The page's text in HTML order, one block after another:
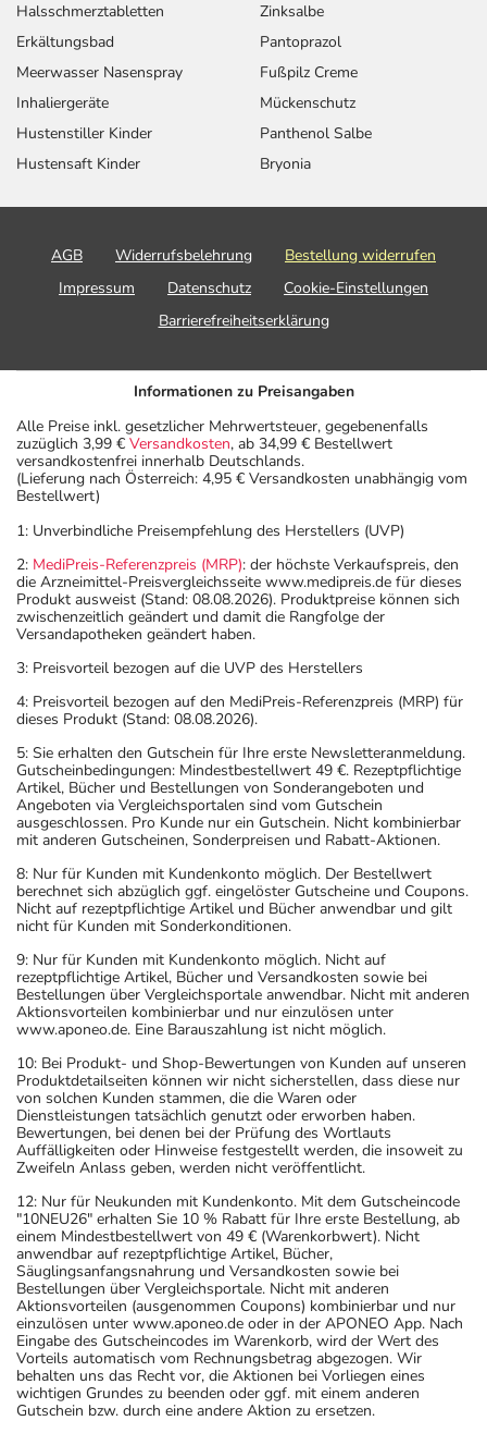
Halsschmerztabletten
Erkältungsbad
Meerwasser Nasenspray
Inhaliergeräte
Hustenstiller Kinder
Hustensaft Kinder
Zinksalbe
Pantoprazol
Fußpilz Creme
Mückenschutz
Panthenol Salbe
Bryonia
AGB Widerrufsbelehrung
Bestellung widerrufen
Impressum
Datenschutz
Cookie-Einstellungen
Barrierefreiheitserklärung
Informationen zu Preisangaben
Alle Preise inkl. gesetzlicher Mehrwertsteuer, gegebenenfalls
zuzüglich 3,99 € Versandkosten, ab 34,99 € Bestellwert
versandkostenfrei innerhalb Deutschlands.
(Lieferung nach Österreich: 4,95 € Versandkosten unabhängig vom
Bestellwert)
1: Unverbindliche Preisempfehlung des Herstellers (UVP)
2: MediPreis-Referenzpreis (MRP): der höchste Verkaufspreis, den
die Arzneimittel-Preisvergleichsseite www.medipreis.de für dieses
Produkt ausweist (Stand: 08.08.2026). Produktpreise können sich
zwischenzeitlich geändert und damit die Rangfolge der
Versandapotheken geändert haben.
3: Preisvorteil bezogen auf die UVP des Herstellers
4: Preisvorteil bezogen auf den MediPreis-Referenzpreis (MRP) für
dieses Produkt (Stand: 08.08.2026).
5: Sie erhalten den Gutschein für Ihre erste Newsletteranmeldung.
Gutscheinbedingungen: Mindestbestellwert 49 €. Rezeptpflichtige
Artikel, Bücher und Bestellungen von Sonderangeboten und
Angeboten via Vergleichsportalen sind vom Gutschein
ausgeschlossen. Pro Kunde nur ein Gutschein. Nicht kombinierbar
mit anderen Gutscheinen, Sonderpreisen und Rabatt-Aktionen.
8: Nur für Kunden mit Kundenkonto möglich. Der Bestellwert
berechnet sich abzüglich ggf. eingelöster Gutscheine und Coupons.
Nicht auf rezeptpflichtige Artikel und Bücher anwendbar und gilt
nicht für Kunden mit Sonderkonditionen.
9: Nur für Kunden mit Kundenkonto möglich. Nicht auf
rezeptpflichtige Artikel, Bücher und Versandkosten sowie bei
Bestellungen über Vergleichsportale anwendbar. Nicht mit anderen
Aktionsvorteilen kombinierbar und nur einzulösen unter
www.aponeo.de. Eine Barauszahlung ist nicht möglich.
10: Bei Produkt- und Shop-Bewertungen von Kunden auf unseren
Produktdetailseiten können wir nicht sicherstellen, dass diese nur
von solchen Kunden stammen, die die Waren oder
Dienstleistungen tatsächlich genutzt oder erworben haben.
Bewertungen, bei denen bei der Prüfung des Wortlauts
Auffälligkeiten oder Hinweise festgestellt werden, die insoweit zu
Zweifeln Anlass geben, werden nicht veröffentlicht.
12: Nur für Neukunden mit Kundenkonto. Mit dem Gutscheincode
"10NEU26" erhalten Sie 10 % Rabatt für Ihre erste Bestellung, ab
einem Mindestbestellwert von 49 € (Warenkorbwert). Nicht
anwendbar auf rezeptpflichtige Artikel, Bücher,
Säuglingsanfangsnahrung und Versandkosten sowie bei
Bestellungen über Vergleichsportale. Nicht mit anderen
Aktionsvorteilen (ausgenommen Coupons) kombinierbar und nur
einzulösen unter www.aponeo.de oder in der APONEO App. Nach
Eingabe des Gutscheincodes im Warenkorb, wird der Wert des
Vorteils automatisch vom Rechnungsbetrag abgezogen. Wir
behalten uns das Recht vor, die Aktionen bei Vorliegen eines
wichtigen Grundes zu beenden oder ggf. mit einem anderen
Gutschein bzw. durch eine andere Aktion zu ersetzen.